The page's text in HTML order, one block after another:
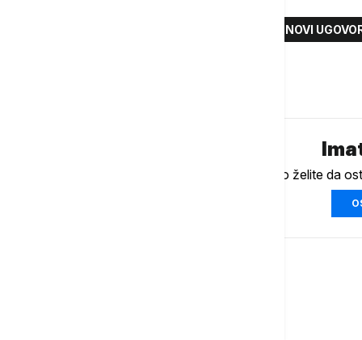
NOVI
Ukoliko želite da